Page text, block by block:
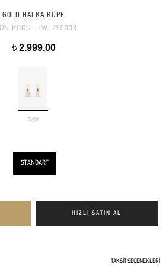
GOLD HALKA KÜPE
KODU : JWL250033
t2.999,00
Gold
STANDART
TAKSİT SEÇENEKLERİ